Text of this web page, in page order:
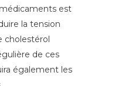
est
la tension
cholestérol
de ces
également les